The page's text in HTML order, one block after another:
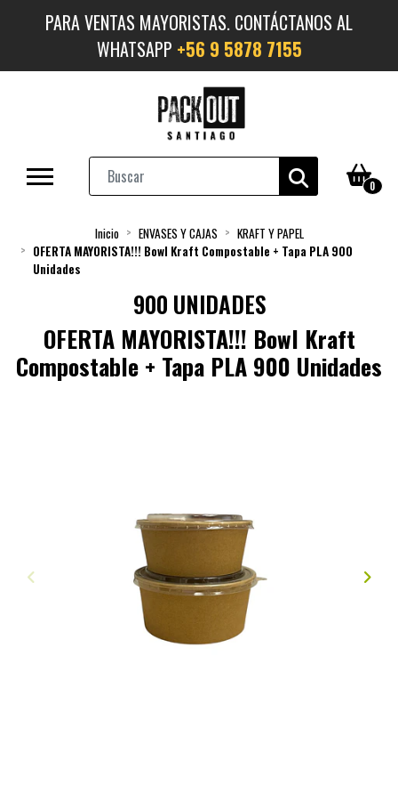
PARA VENTAS MAYORISTAS. CONTÁCTANOS AL
WHATSAPP +56 9 5878 7155
0
Inicio ENVASES Y CAJAS
KRAFT Y PAPEL
OFERTA MAYORISTA!!! Bowl Kraft Compostable + Tapa PLA 900
Unidades
900 UNIDADES
OFERTA MAYORISTA!!! Bowl Kraft
Compostable + Tapa PLA 900 Unidades